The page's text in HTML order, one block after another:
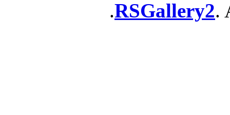
RSGallery2.